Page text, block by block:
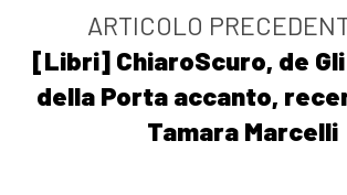
Singh: incipit
Agosto 2021
ARTICOLO
[Libri] ChiaroScuro, de
della Porta accanto,
Tamara Marcelli